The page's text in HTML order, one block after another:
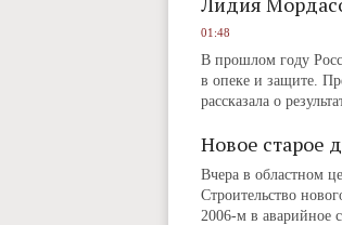
01:48
В прошлом году
в опеке и защите.
рассказала о
Новое старое
Вчера в областном
Строительство
2006-м в аварийное